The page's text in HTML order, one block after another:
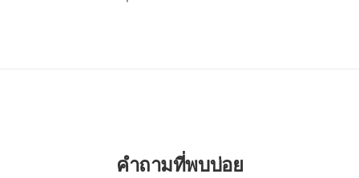
คำถามที่พบบ่อย